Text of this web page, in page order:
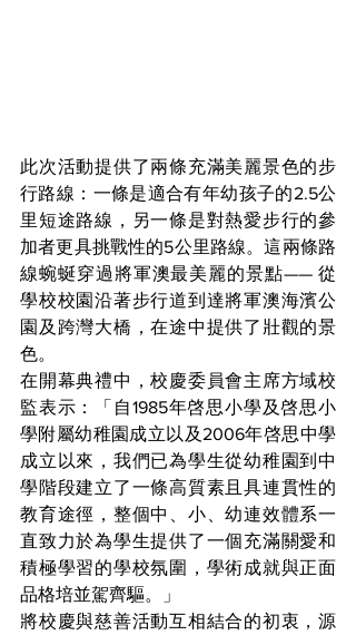
此次活動提供了兩條充滿美麗景色的步
行路線：一條是適合有年幼孩子的2.5公
里短途路線，另一條是對熱愛步行的參
加者更具挑戰性的5公里路線。這兩條路
線蜿蜒穿過將軍澳最美麗的景點—— 從
學校校園沿著步行道到達將軍澳海濱公
園及跨灣大橋，在途中提供了壯觀的景
色。
在開幕典禮中，校慶委員會主席方域校
監表示：「自1985年啓思小學及啓思小
學附屬幼稚園成立以及2006年啓思中學
成立以來，我們已為學生從幼稚園到中
學階段建立了一條高質素且具連貫性的
教育途徑，整個中、小、幼連效體系一
直致力於為學生提供了一個充滿關愛和
積極學習的學校氛圍，學術成就與正面
品格培並駕齊驅。」
將校慶與慈善活動互相結合的初衷，源